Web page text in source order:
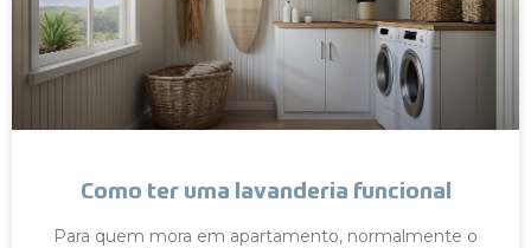
Como ter uma lavanderia funcional
Para quem mora em apartamento, normalmente o